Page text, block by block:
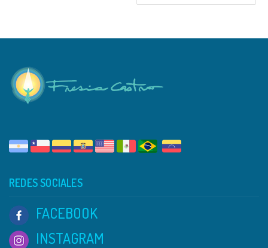
REDES SOCIALES
FACEBOOK
INSTAGRAM